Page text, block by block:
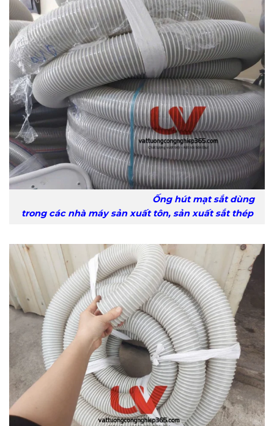
Ống hút mạt sắt dùng
trong các nhà máy sản xuất tôn, sản xuất sắt thép